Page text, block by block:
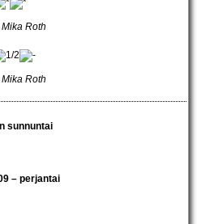
Roth
Roth
sunnuntai
– perjantai